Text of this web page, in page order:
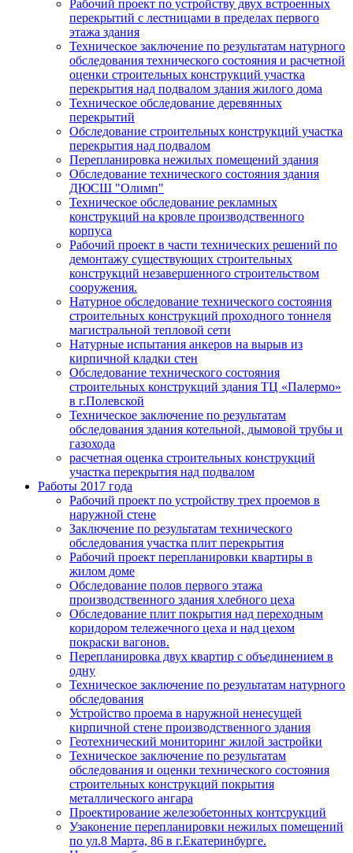
Рабочий проект по устройству двух встроенных
перекрытий с лестницами в пределах первого
этажа здания
Техническое заключение по результатам натурного
обследования технического состояния и расчетной
оценки строительных конструкций участка
перекрытия над подвалом здания жилого дома
Техническое обследование деревянных
перекрытий
Обследование строительных конструкций участка
перекрытия над подвалом
Перепланировка нежилых помещений здания
Обследование технического состояния здания
ДЮСШ "Олимп"
Техническое обследование рекламных
конструкций на кровле производственного
корпуса
Рабочий проект в части технических решений по
демонтажу существующих строительных
конструкций незавершенного строительством
сооружения.
Натурное обследование технического состояния
строительных конструкций проходного тоннеля
магистральной тепловой сети
Натурные испытания анкеров на вырыв из
кирпичной кладки стен
Обследование технического состояния
строительных конструкций здания ТЦ «Палермо»
в г.Полевской
Техническое заключение по результатам
обследования здания котельной, дымовой трубы и
газохода
расчетная оценка строительных конструкций
участка перекрытия над подвалом
Работы 2017 года
Рабочий проект по устройству трех проемов в
наружной стене
Заключение по результатам технического
обследования участка плит перекрытия
Рабочий проект перепланировки квартиры в
жилом доме
Обследование полов первого этажа
производственного здания хлебного цеха
Обследование плит покрытия над переходным
коридором тележечного цеха и над цехом
покраски вагонов.
Перепланировка двух квартир с объединением в
одну
Техническое заключение по результатам натурного
обследования
Устройство проема в наружной ненесущей
кирпичной стене производственного здания
Геотехнический мониторинг жилой застройки
Техническое заключение по результатам
обследования и оценки технического состояния
строительных конструкций покрытия
металлического ангара
Проектирование железобетонных контсрукций
Узаконение перепланировки нежилых помещений
по ул.8 Марта, 86 в г.Екатеринбурге.